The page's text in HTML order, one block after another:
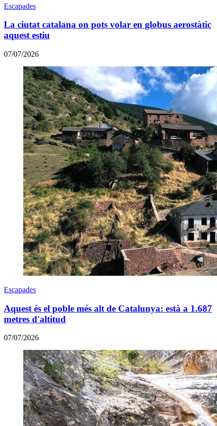
Escapades
La ciutat catalana on pots volar en globus aerostàtic
aquest estiu
07/07/2026
Escapades
Aquest és el poble més alt de Catalunya: està a 1.687
metres d'altitud
07/07/2026